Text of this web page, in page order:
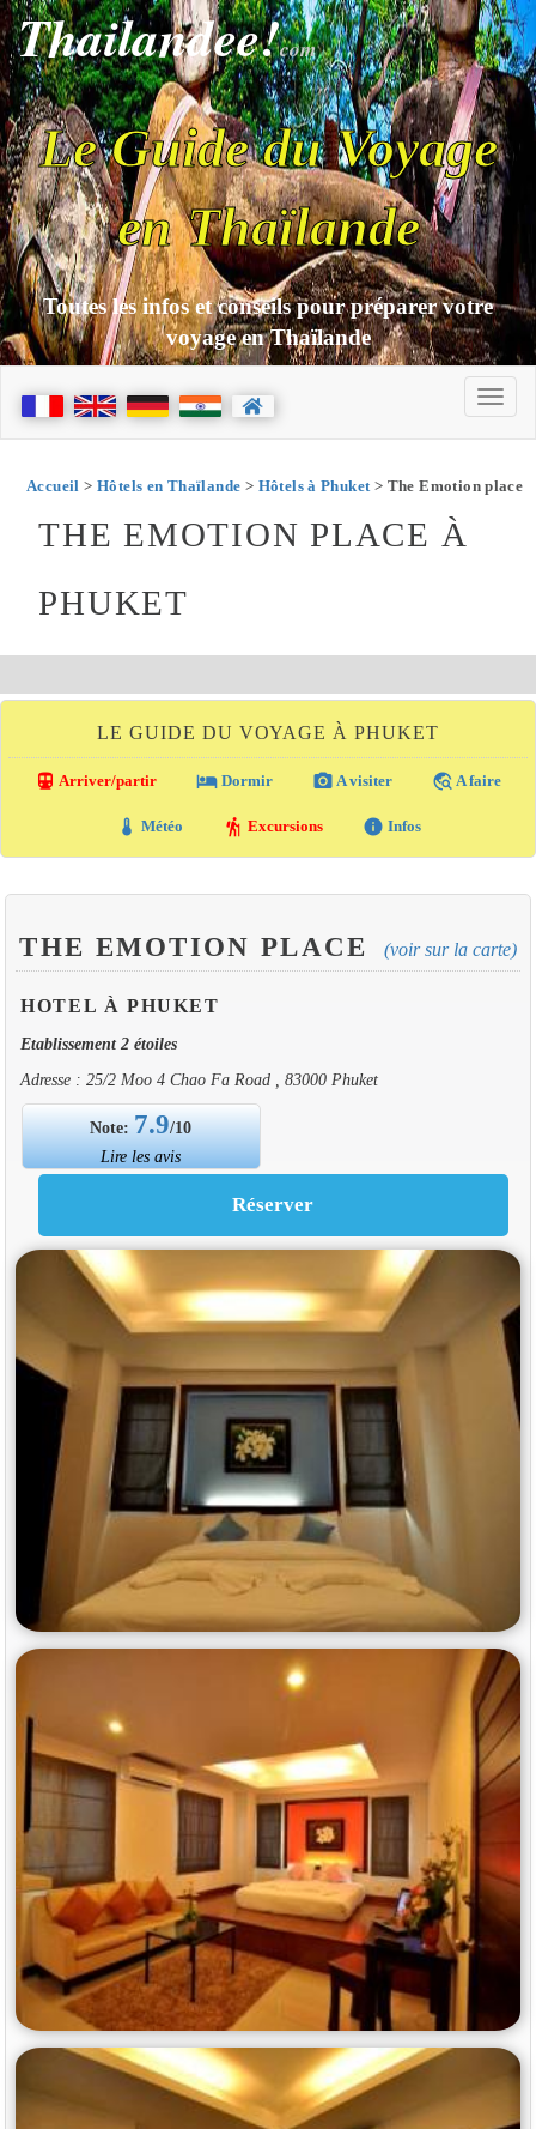
Thailandee!com
Le Guide du Voyage
en Thaïlande
Toutes les infos et conseils pour préparer votre
voyage en Thaïlande
Accueil > Hôtels en Thaïlande > Hôtels à Phuket> The Emotion place
THE EMOTION PLACE À
PHUKET
LE GUIDE DU VOYAGE À PHUKET
directions_transit Arriver/partir local_hotel Dormir photo_camera A visiter travel_explore A faire
thermostat Météo hiking Excursions info Infos
THE EMOTION PLACE (voir sur la carte)
HOTEL À PHUKET
Etablissement 2 étoiles
Adresse : 25/2 Moo 4 Chao Fa Road , 83000 Phuket
Note: 7.9/10
Lire les avis